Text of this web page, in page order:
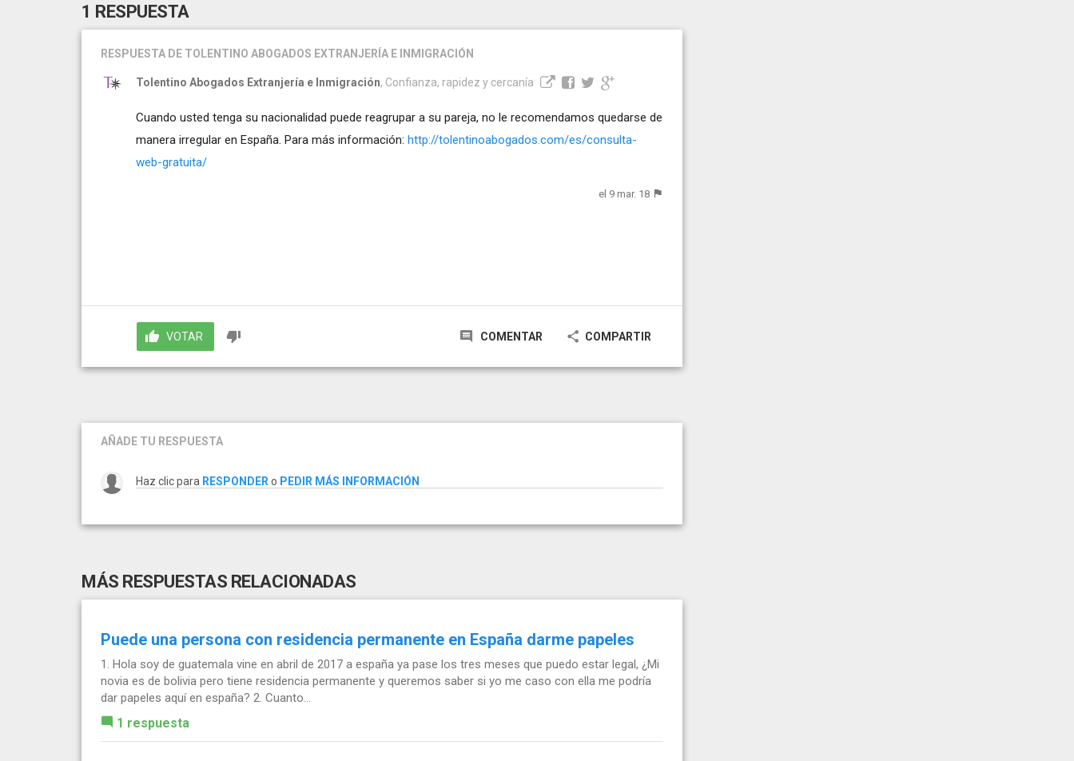
1 RESPUESTA
RESPUESTA DE TOLENTINO ABOGADOS EXTRANJERÍA E INMIGRACIÓN
Tolentino Abogados Extranjería e Inmigración, Confianza, rapidez y cercanía
Cuando usted tenga su nacionalidad puede reagrupar a su pareja, no le recomendamos quedarse de
manera irregular en España. Para más información: http://tolentinoabogados.com/es/consulta-
web-gratuita/
el 9 mar. 18
VOTAR COMENTAR COMPARTIR
AÑADE TU RESPUESTA
Haz clic para RESPONDER o PEDIR MÁS INFORMACIÓN
MÁS RESPUESTAS RELACIONADAS
Puede una persona con residencia permanente en España darme papeles
1. Hola soy de guatemala vine en abril de 2017 a españa ya pase los tres meses que puedo estar legal, ¿Mi
novia es de bolivia pero tiene residencia permanente y queremos saber si yo me caso con ella me podría
dar papeles aquí en españa? 2. Cuanto...
1 respuesta